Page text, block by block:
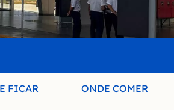
FICAR ONDE COMER